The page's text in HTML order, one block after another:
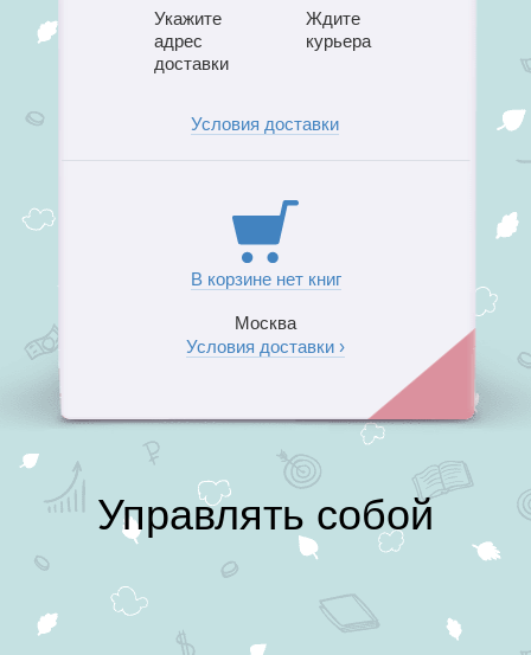
Укажите
адрес
доставки
Ждите
курьера
Условия доставки
В корзине нет книг
Москва
Условия доставки ›
Управлять собой